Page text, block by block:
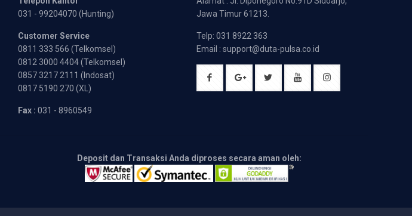
031 - 99204070 (Hunting)
Customer Service
0811 333 566 (Telkomsel)
0812 3000 4404 (Telkomsel)
0857 3217 2111 (Indosat)
0817 5190 270 (XL)
Fax : 031 - 8960549
Jawa Timur 61213.
Telp: 031 8922 363
Email : support@duta-pulsa.co.id
Deposit dan Transaksi Anda diproses secara aman oleh: